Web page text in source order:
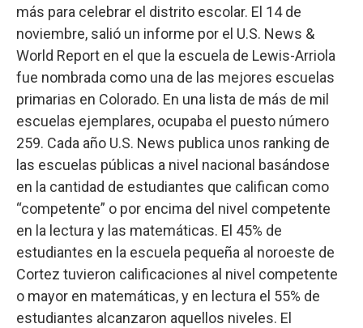
más para celebrar el distrito escolar. El 14 de
noviembre, salió un informe por el U.S. News &
World Report en el que la escuela de Lewis-Arriola
fue nombrada como una de las mejores escuelas
primarias en Colorado. En una lista de más de mil
escuelas ejemplares, ocupaba el puesto número
259. Cada año U.S. News publica unos ranking de
las escuelas públicas a nivel nacional basándose
en la cantidad de estudiantes que califican como
“competente” o por encima del nivel competente
en la lectura y las matemáticas. El 45% de
estudiantes en la escuela pequeña al noroeste de
Cortez tuvieron calificaciones al nivel competente
o mayor en matemáticas, y en lectura el 55% de
estudiantes alcanzaron aquellos niveles. El